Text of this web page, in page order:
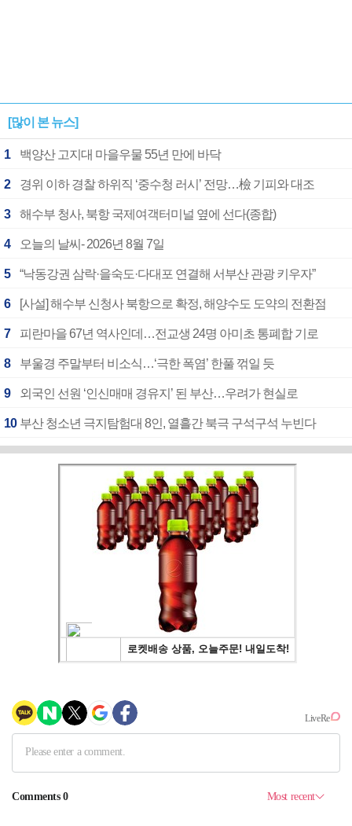
[많이 본 뉴스]
1 백양산 고지대 마을우물 55년 만에 바닥
2 경위 이하 경찰 하위직 ‘중수청 러시’ 전망…檢 기피와 대조
3 해수부 청사, 북항 국제여객터미널 옆에 선다(종합)
4 오늘의 날씨- 2026년 8월 7일
5 “낙동강권 삼락·을숙도·다대포 연결해 서부산 관광 키우자”
6 [사설] 해수부 신청사 북항으로 확정, 해양수도 도약의 전환점
7 피란마을 67년 역사인데…전교생 24명 아미초 통폐합 기로
8 부울경 주말부터 비소식…‘극한 폭염’ 한풀 꺾일 듯
9 외국인 선원 ‘인신매매 경유지’ 된 부산…우려가 현실로
10 부산 청소년 극지탐험대 8인, 열흘간 북극 구석구석 누빈다